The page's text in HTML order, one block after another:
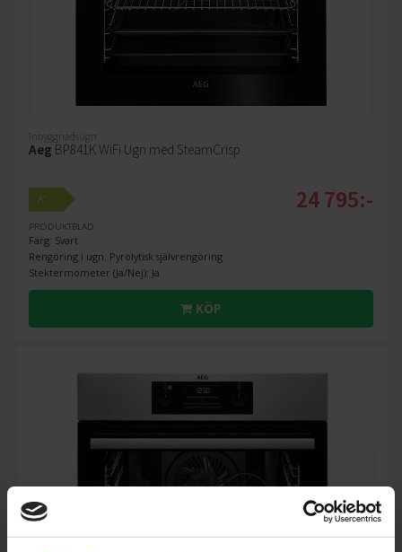
Inbyggnadsugn
Aeg BP841K WiFi Ugn med SteamCrisp
A+
PRODUKTBLAD
Färg: Svart
Rengöring i ugn: Pyrolytisk självrengöring
Stektermometer (Ja/Nej): Ja
24 795:-
KÖP